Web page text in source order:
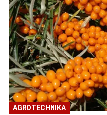
AGROTECHNIKA